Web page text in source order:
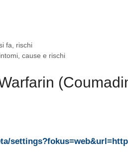
fa, rischi
cause e rischi